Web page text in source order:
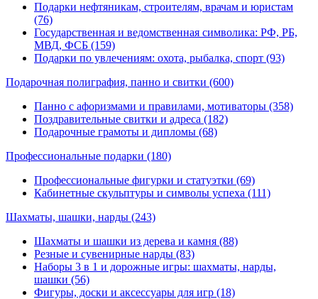
Подарки нефтяникам, строителям, врачам и юристам
(76)
Государственная и ведомственная символика: РФ, РБ,
МВД, ФСБ (159)
Подарки по увлечениям: охота, рыбалка, спорт (93)
Подарочная полиграфия, панно и свитки (600)
Панно с афоризмами и правилами, мотиваторы (358)
Поздравительные свитки и адреса (182)
Подарочные грамоты и дипломы (68)
Профессиональные подарки (180)
Профессиональные фигурки и статуэтки (69)
Кабинетные скульптуры и символы успеха (111)
Шахматы, шашки, нарды (243)
Шахматы и шашки из дерева и камня (88)
Резные и сувенирные нарды (83)
Наборы 3 в 1 и дорожные игры: шахматы, нарды,
шашки (56)
Фигуры, доски и аксессуары для игр (18)